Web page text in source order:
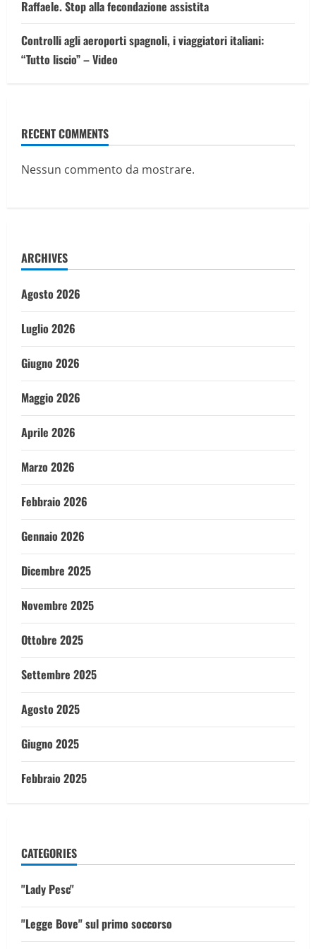
Raffaele. Stop alla fecondazione assistita
Controlli agli aeroporti spagnoli, i viaggiatori italiani:
“Tutto liscio” – Video
RECENT COMMENTS
Nessun commento da mostrare.
ARCHIVES
Agosto 2026
Luglio 2026
Giugno 2026
Maggio 2026
Aprile 2026
Marzo 2026
Febbraio 2026
Gennaio 2026
Dicembre 2025
Novembre 2025
Ottobre 2025
Settembre 2025
Agosto 2025
Giugno 2025
Febbraio 2025
CATEGORIES
"Lady Pesc"
"Legge Bove" sul primo soccorso